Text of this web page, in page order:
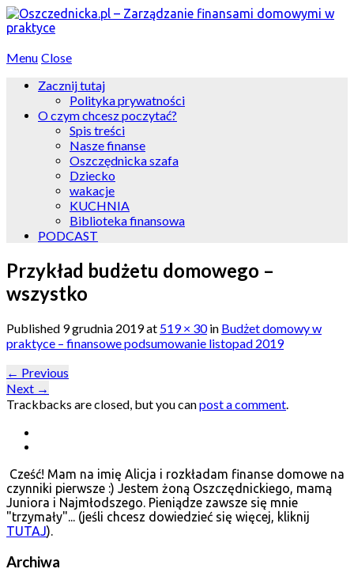
Menu Close
Zacznij tutaj
Polityka prywatności
O czym chcesz poczytać?
Spis treści
Nasze finanse
Oszczędnicka szafa
Dziecko
wakacje
KUCHNIA
Biblioteka finansowa
PODCAST
Przykład budżetu domowego –
wszystko
Published 9 grudnia 2019at 519 × 30in Budżet domowy w
praktyce – finansowe podsumowanie listopad 2019
← Previous
Next →
Trackbacks are closed, but you canpost a comment
Cześć! Mam na imię Alicja i rozkładam finanse domowe na
czynniki pierwsze :) Jestem żoną Oszczędnickiego, mamą
Juniora i Najmłodszego. Pieniądze zawsze się mnie
"trzymały"... (jeśli chcesz dowiedzieć się więcej, kliknij
TUTAJ).
Archiwa